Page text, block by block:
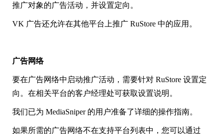
推广对象的广告活动，并设置定向。
VK 广告还允许在其他平台上推广 RuStore 中的应用。
广告网络
要在广告网络中启动推广活动，需要针对 RuStore 设置定
向。在相关平台的客户经理处可获取设置说明。
我们已为 MediaSniper 的用户准备了详细的操作指南。
如果所需的广告网络不在支持平台列表中，您可以通过